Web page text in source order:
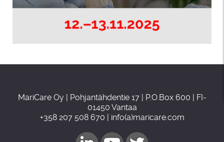
MariCare Oy | Pohjantähdentie 17 | P.O.Box 600 | FI-
01450 Vantaa
+358 207 508 670 | info(a)maricare.com